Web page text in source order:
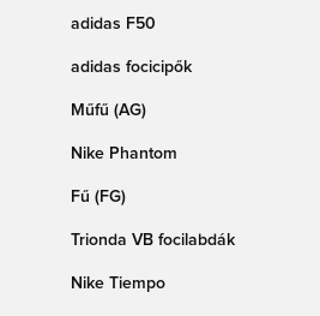
adidas F50
adidas focicipők
Műfű (AG)
Nike Phantom
Fű (FG)
Trionda VB focilabdák
Nike Tiempo